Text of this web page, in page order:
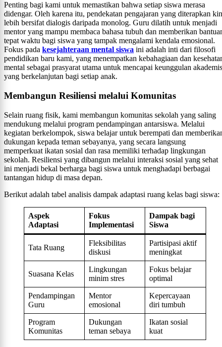
Penting bagi kami untuk memastikan bahwa setiap siswa merasa
didengar. Oleh karena itu, pendekatan pengajaran yang diterapkan
lebih bersifat dialogis daripada monolog. Guru dilatih untuk menjadi
mentor yang mampu membaca bahasa tubuh dan memberikan
tepat waktu bagi siswa yang tampak mengalami kendala emosional.
Fokus pada kesejahteraan mental siswa ini adalah inti dari filosofi
pendidikan baru kami, yang menempatkan kebahagiaan dan
mental sebagai prasyarat utama untuk mencapai keunggulan akademis
yang berkelanjutan bagi setiap anak.
Membangun Resiliensi melalui Komunitas
Selain ruang fisik, kami membangun komunitas sekolah yang saling
mendukung melalui program pendampingan antarsiswa. Melalui
kegiatan berkelompok, siswa belajar untuk berempati dan
dukungan kepada teman sebayanya, yang secara langsung
memperkuat ikatan sosial dan rasa memiliki terhadap lingkungan
sekolah. Resiliensi yang dibangun melalui interaksi sosial yang sehat
ini menjadi bekal berharga bagi siswa untuk menghadapi berbagai
tantangan hidup di masa depan.
Berikut adalah tabel analisis dampak adaptasi ruang kelas bagi siswa:
Aspek
Adaptasi
Fokus
Implementasi
Dampak bagi
Siswa
Tata Ruang
Fleksibilitas
diskusi
Partisipasi aktif
meningkat
Suasana Kelas
Lingkungan
minim stres
Fokus belajar
optimal
Pendampingan
Guru
Mentor
emosional
Kepercayaan
diri tumbuh
Program
Komunitas
Dukungan
teman sebaya
Ikatan sosial
kuat